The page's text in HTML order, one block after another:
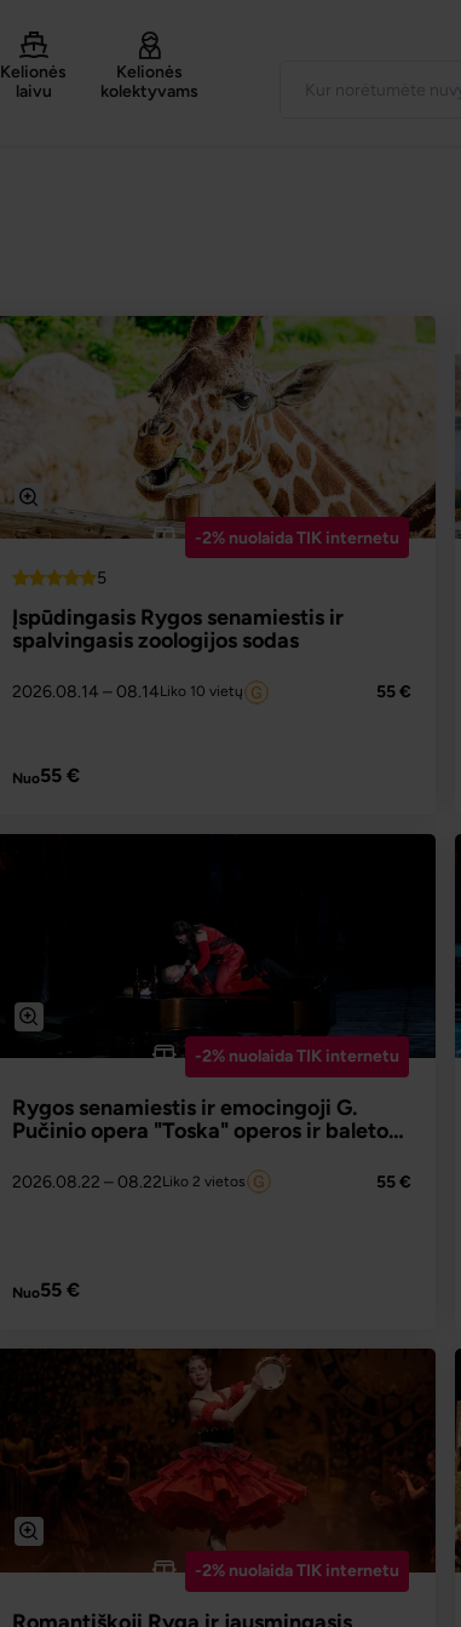
Kelionės
laivu
Kelionės
kolektyvams
-2% nuolaida TIK internetu
5
Įspūdingasis Rygos senamiestis ir
spalvingasis zoologijos sodas
2026.08.14– 08.14Liko 10 vietų 55 €
Nuo55 €
-2% nuolaida TIK internetu
Rygos senamiestis ir emocingoji G.
Pučinio opera "Toska" operos ir baleto
2026.08.22– 08.22Liko 2 vietos 55 €
Nuo55 €
-2% nuolaida TIK internetu